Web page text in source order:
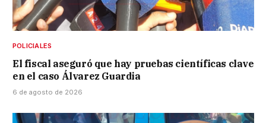
POLICIALES
El fiscal aseguró que hay pruebas científicas clave
en el caso Álvarez Guardia
6 de agosto de 2026